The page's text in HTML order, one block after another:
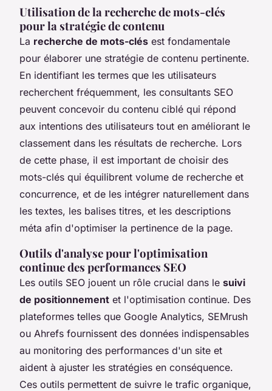
Utilisation de la recherche de mots-clés
pour la stratégie de contenu
La recherche de mots-clés est fondamentale
pour élaborer une stratégie de contenu pertinente.
En identifiant les termes que les utilisateurs
recherchent fréquemment, les consultants SEO
peuvent concevoir du contenu ciblé qui répond
aux intentions des utilisateurs tout en améliorant le
classement dans les résultats de recherche. Lors
de cette phase, il est important de choisir des
mots-clés qui équilibrent volume de recherche et
concurrence, et de les intégrer naturellement dans
les textes, les balises titres, et les descriptions
méta afin d'optimiser la pertinence de la page.
Outils d'analyse pour l'optimisation
continue des performances SEO
Les outils SEO jouent un rôle crucial dans le suivi
de positionnement et l'optimisation continue. Des
plateformes telles que Google Analytics, SEMrush
ou Ahrefs fournissent des données indispensables
au monitoring des performances d'un site et
aident à ajuster les stratégies en conséquence.
Ces outils permettent de suivre le trafic organique,